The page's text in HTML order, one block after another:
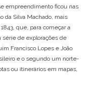
empreendimento ficou nas
da Silva Machado, mais
que, para começar a
de explorações de
Francisco Lopes e João
e o segundo um norte-
ou itinerários em mapas,